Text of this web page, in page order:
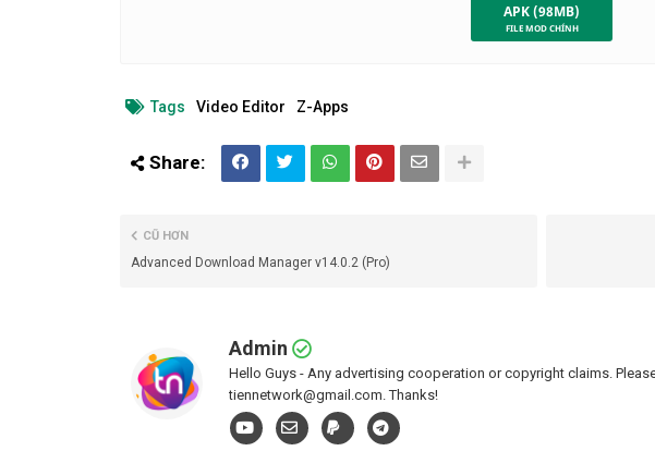
APK (98MB)
Tags Video Editor Z-Apps
CŨ HƠN
Advanced Download Manager v14.0.2 (Pro)
Admin
Hello Guys - Any advertising cooperation or copyright claims.
tiennetwork@gmail.com. Thanks!